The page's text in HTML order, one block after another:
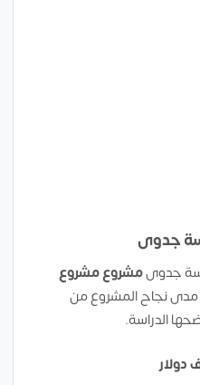
جدوى
جدوىمشروع مشروع
مدى نجاح المشروع من
الدراسة.